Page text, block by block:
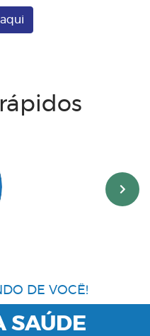
›
DE VOCÊ!
SAÚDE